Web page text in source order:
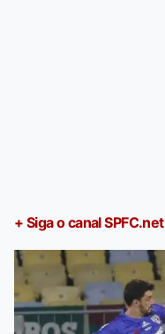
+ Siga o canal